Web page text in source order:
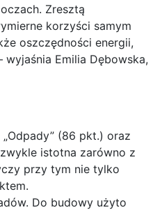
Zresztą
korzyści samym
oszczędności energii,
Emilia Dębowska,
(86 pkt.) oraz
istotna zarówno z
przy tym nie tylko
Do budowy użyto